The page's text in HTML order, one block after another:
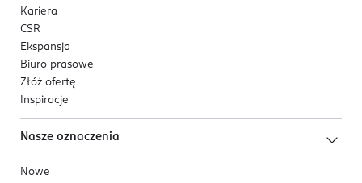
Kariera
CSR
Ekspansja
Biuro prasowe
Złóż ofertę
Inspiracje
Nasze oznaczenia
Nowe